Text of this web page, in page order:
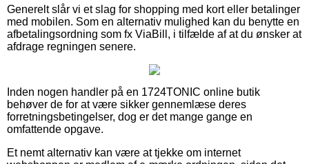
Generelt slår vi et slag for shopping med kort eller betalinger
med mobilen. Som en alternativ mulighed kan du benytte en
afbetalingsordning som fx ViaBill, i tilfælde af at du ønsker at
afdrage regningen senere.
Inden nogen handler på en 1724TONIC online butik
behøver de for at være sikker gennemlæse deres
forretningsbetingelser, dog er det mange gange en
omfattende opgave.
Et nemt alternativ kan være at tjekke om internet